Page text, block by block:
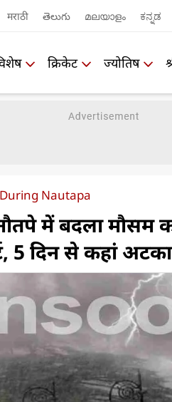
मराठी తెలుగు മലയാളം ಕನ್ನಡ
क्रिकेट ज्योतिष
Nautapa
में बदला मौसम
5 दिन से कहां